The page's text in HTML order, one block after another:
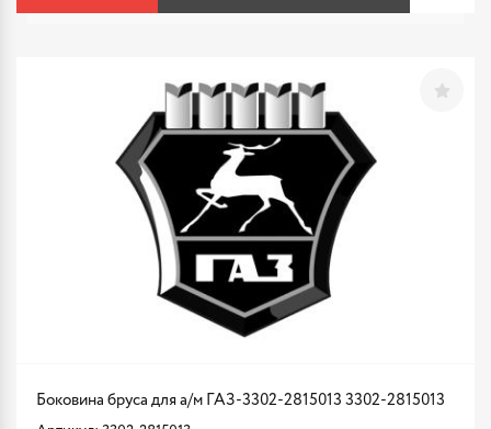
Боковина бруса для а/м ГАЗ-3302-2815013 3302-2815013